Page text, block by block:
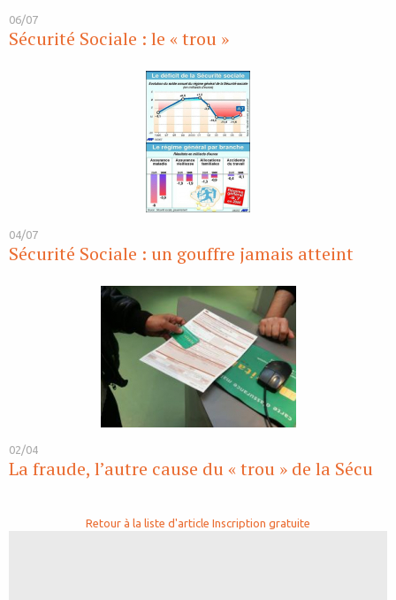
06/07
Sécurité Sociale : le « trou »
04/07
Sécurité Sociale : un gouffre jamais atteint
02/04
La fraude, l’autre cause du « trou » de la Sécu
Retour à la liste d'article Inscription gratuite